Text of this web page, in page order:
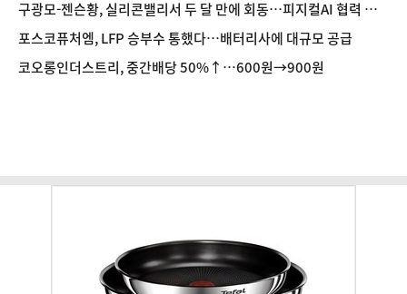
구광모-젠슨황, 실리콘밸리서 두 달 만에 회동…피지컬AI 협력 논
의
포스코퓨처엠, LFP 승부수 통했다…배터리사에 대규모 공급
코오롱인더스트리, 중간배당 50%↑…600원→900원